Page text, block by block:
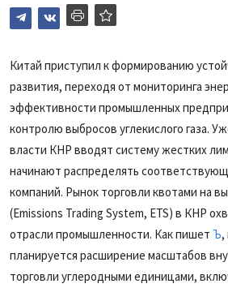
Архив
База знаний
Подписка
Китай приступил к формированию
развития, переходя от мониторинга
эффективности промышленных
контролю выбросов углекислого газа.
власти КНР вводят систему жестких
начинают распределять
компаний. Рынок торговли квотами на
(Emissions Trading System, ETS) в КНР
отрасли промышленности. Как пишет Ъ,
планируется расширение масштабов
торговли углеродными единицами,